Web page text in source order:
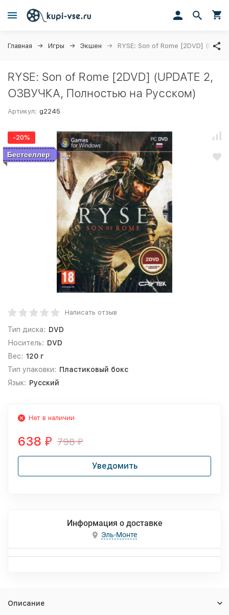
Главная Игры Экшен RYSE: Son of Rome [2DVD]
RYSE: Son of Rome [2DVD] (UPDATE 2,
ОЗВУЧКА, Полностью на Русском)
Артикул: g2245
-20%
Бестселлер
Написать отзыв
Тип диска: DVD
Носитель: DVD
Вес: 120 г
Тип упаковки: Пластиковый бокс
Язык: Русский
Нет в наличии
638 ₽ 798₽
Уведомить
Информация о доставке
Эль-Монте
Описание